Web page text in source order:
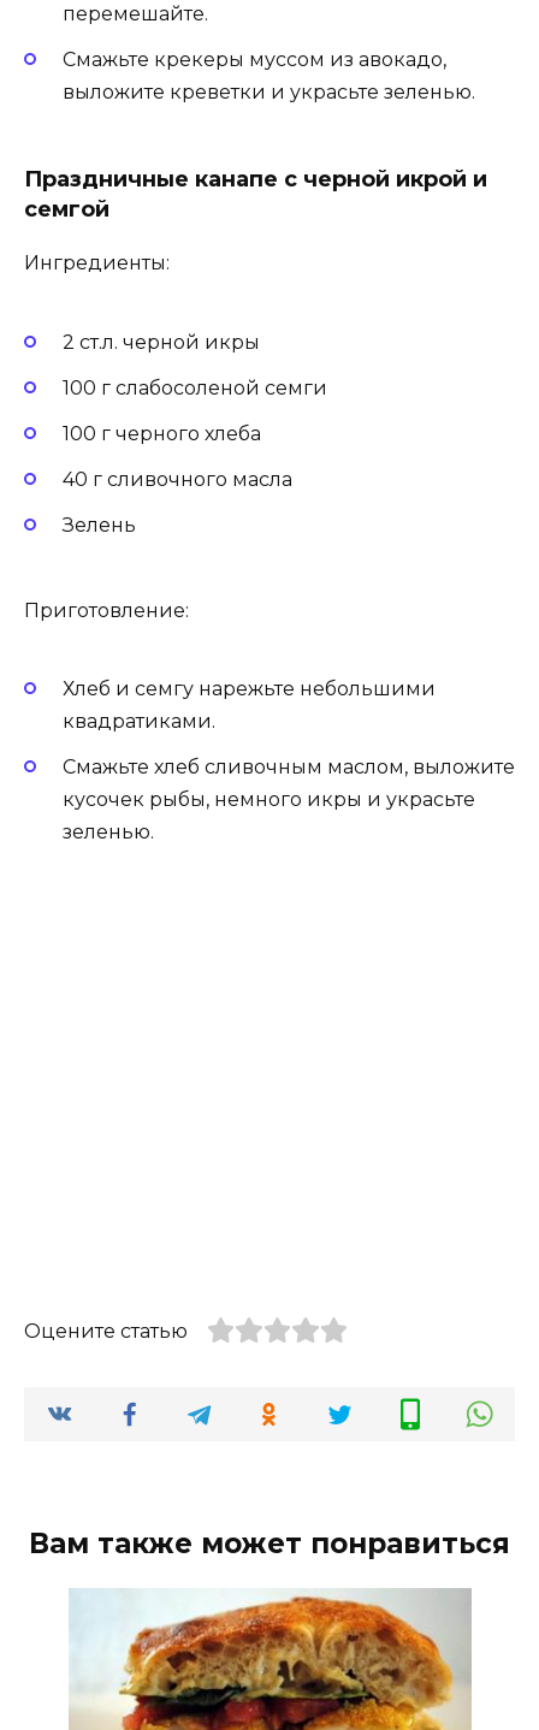
перемешайте.
Смажьте крекеры муссом из авокадо,
выложите креветки и украсьте зеленью.
Праздничные канапе с черной икрой и
семгой
Ингредиенты:
2 ст.л. черной икры
100 г слабосоленой семги
100 г черного хлеба
40 г сливочного масла
Зелень
Приготовление:
Хлеб и семгу нарежьте небольшими
квадратиками.
Смажьте хлеб сливочным маслом, выложите
кусочек рыбы, немного икры и украсьте
зеленью.
Оцените статью
Вам также может понравиться